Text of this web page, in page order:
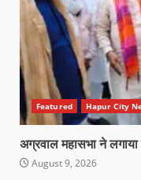
Featured Hapur City
अग्रवाल महासभा ने
August 9, 2026